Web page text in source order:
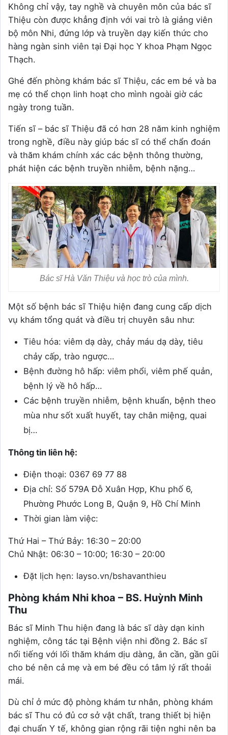
Không chỉ vậy, tay nghề và chuyên môn của bác sĩ
Thiệu còn được khẳng định với vai trò là giảng viên
bộ môn Nhi, đứng lớp và truyền dạy kiến thức cho
hàng ngàn sinh viên tại Đại học Y khoa Phạm Ngọc
Thạch.
Ghé đến phòng khám bác sĩ Thiệu, các em bé và ba
mẹ có thể chọn linh hoạt cho mình ngoài giờ các
ngày trong tuần.
Tiến sĩ – bác sĩ Thiệu đã có hơn 28 năm kinh nghiệm
trong nghề, điều này giúp bác sĩ có thể chẩn đoán
và thăm khám chính xác các bệnh thông thường,
phát hiện các bệnh truyền nhiễm, bệnh nặng…
Bác sĩ Hà Văn Thiệu và học trò của mình.
Một số bệnh bác sĩ Thiệu hiện đang cung cấp dịch
vụ khám tổng quát và điều trị chuyên sâu như:
Tiêu hóa: viêm dạ dày, chảy máu dạ dày, tiêu
chảy cấp, trào ngược…
Bệnh đường hô hấp: viêm phổi, viêm phế quản,
bệnh lý về hô hấp…
Các bệnh truyền nhiễm, bệnh khuẩn, bệnh theo
mùa như sốt xuất huyết, tay chân miệng, quai
bị…
Thông tin liên hệ:
Điện thoại: 0367 69 77 88
Địa chỉ: Số 579A Đỗ Xuân Hợp, Khu phố 6,
Phường Phước Long B, Quận 9, Hồ Chí Minh
Thời gian làm việc:
Thứ Hai – Thứ Bảy: 16:30 – 20:00
Chủ Nhật: 06:30 – 10:00; 16:30 – 20:00
Đặt lịch hẹn: layso.vn/bshavanthieu
Phòng khám Nhi khoa – BS. Huỳnh Minh
Thu
Bác sĩ Minh Thu hiện đang là bác sĩ dày dạn kinh
nghiệm, công tác tại Bệnh viện nhi đồng 2. Bác sĩ
nổi tiếng với lối thăm khám dịu dàng, ân cần, gần gũi
cho bé nên cả mẹ và em bé đều có tâm lý rất thoải
mái.
Dù chỉ ở mức độ phòng khám tư nhân, phòng khám
bác sĩ Thu có đủ cơ sở vật chất, trang thiết bị hiện
đại chuẩn Y tế, không gian rộng rãi tiện nghi nên ba